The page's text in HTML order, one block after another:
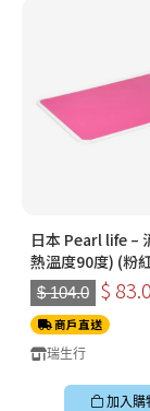
日本 Pearl life –
熱溫度90度) (粉
$ 104.0 $ 83.0
商戶直送
瑞生行
加入購